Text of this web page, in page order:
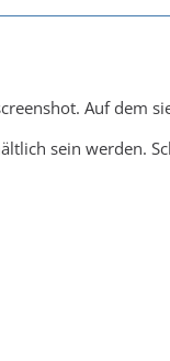
Auf dem
sein werden.